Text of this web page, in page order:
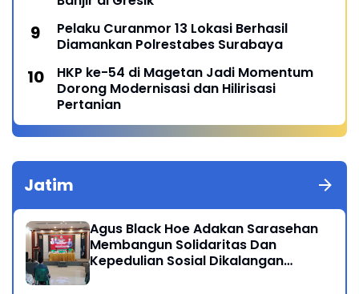
Pelaku Curanmor 13 Lokasi Berhasil
Diamankan Polrestabes Surabaya
HKP ke-54 di Magetan Jadi Momentum
Dorong Modernisasi dan Hilirisasi
Pertanian
Jatim
Agus Black Hoe Adakan Sarasehan
Membangun Solidaritas Dan
Kepedulian Sosial Dikalangan